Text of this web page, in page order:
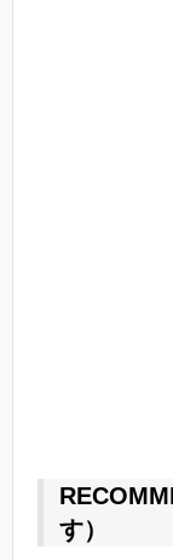
す）